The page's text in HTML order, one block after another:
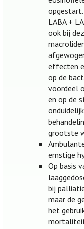
opgestart.
LABA +
ook bij
effecten
op de
voordeel
en op de
grootste
ernstige
Op basis
bij
maar de
het